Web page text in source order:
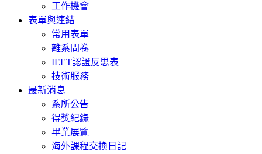
工作機會
表單與連結
常用表單
離系問卷
IEET認證反思表
技術服務
最新消息
系所公告
得獎紀錄
畢業展覽
海外課程交換日記